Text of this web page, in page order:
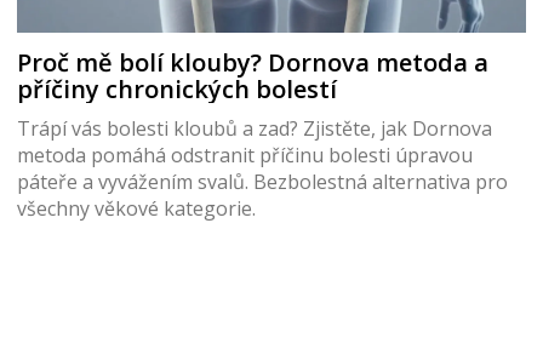
Proč mě bolí klouby? Dornova metoda a
příčiny chronických bolestí
Trápí vás bolesti kloubů a zad? Zjistěte, jak Dornova
metoda pomáhá odstranit příčinu bolesti úpravou
páteře a vyvážením svalů. Bezbolestná alternativa pro
všechny věkové kategorie.